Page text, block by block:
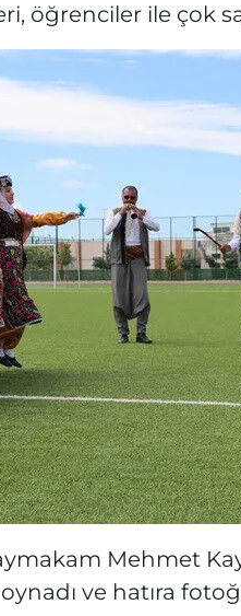
öğrenciler ile çok
Mehmet
ve hatıra